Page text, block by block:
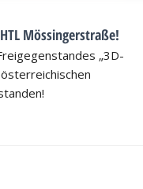
Mössingerstraße!
„3D-